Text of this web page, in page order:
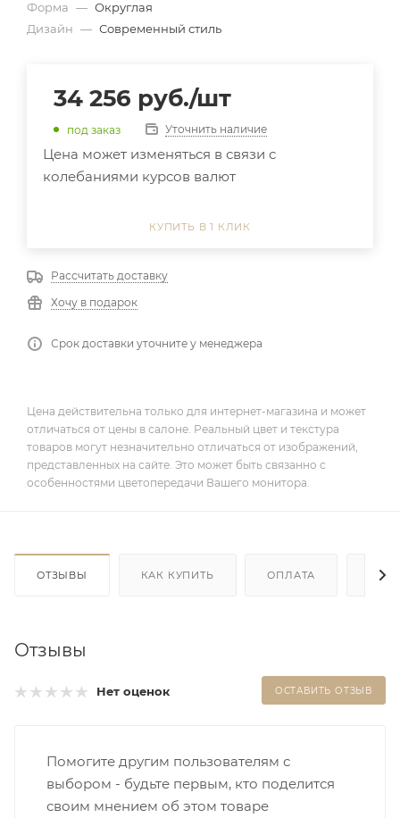
Форма — Округлая
Дизайн — Современный стиль
34 256 руб./шт
под заказ Уточнить наличие
Цена может изменяться в связи с
колебаниями курсов валют
КУПИТЬ В 1 КЛИК
Рассчитать доставку
Хочу в подарок
Срок доставки уточните у менеджера
Цена действительна только для интернет-магазина и может
отличаться от цены в салоне. Реальный цвет и текстура
товаров могут незначительно отличаться от изображений,
представленных на сайте. Это может быть связанно с
особенностями цветопередачи Вашего монитора.
ОТЗЫВЫ КАК КУПИТЬ ОПЛАТА
Отзывы
Нет оценок ОСТАВИТЬ ОТЗЫВ
Помогите другим пользователям с
выбором - будьте первым, кто поделится
своим мнением об этом товаре